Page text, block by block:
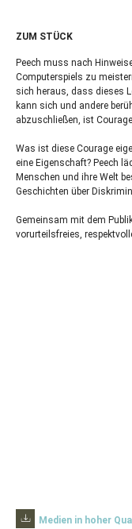
ZUM STÜCK
Peech muss nach
Computerspiels zu
sich heraus, dass dieses
kann sich und andere
abzuschließen, ist Courage.
Was ist diese Courage
eine Eigenschaft? Peech
Menschen und ihre Welt
Geschichten über
Gemeinsam mit dem
vorurteilsfreies,
Medien in hoher